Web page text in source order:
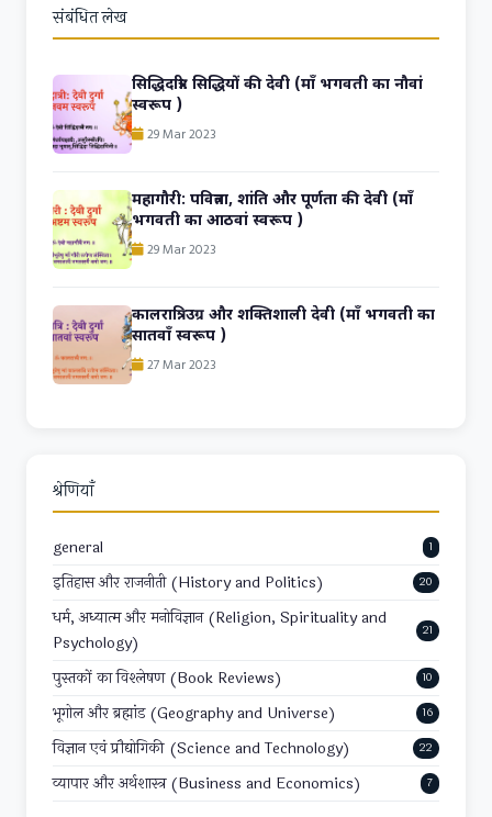
संबंधित लेख
सिद्धिदात्री: सिद्धियों की देवी (माँ भगवती का नौवां
स्वरूप )
29 Mar 2023
महागौरी: पवित्रता, शांति और पूर्णता की देवी (माँ
भगवती का आठवां स्वरूप )
29 Mar 2023
कालरात्रि: उग्र और शक्तिशाली देवी (माँ भगवती का
सातवाँ स्वरूप )
27 Mar 2023
श्रेणियाँ
general 1
इतिहास और राजनीती (History and Politics) 20
धर्म, अध्यात्म और मनोविज्ञान (Religion, Spirituality and
Psychology)
21
पुस्तकों का विश्लेषण (Book Reviews) 10
भूगोल और ब्रह्मांड (Geography and Universe) 16
विज्ञान एवं प्रौद्योगिकी (Science and Technology) 22
व्यापार और अर्थशास्त्र (Business and Economics) 7